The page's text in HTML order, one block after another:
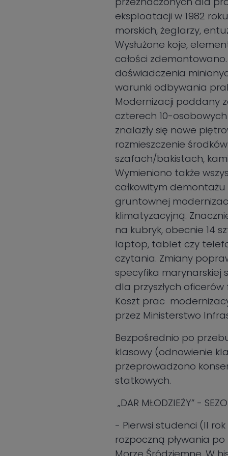
eksploatacji w 1982
morskich, żeglarzy,
Wysłużone koje,
całości
doświadczenia
warunki odbywania
Modernizacji poddany
czterech 10-
znalazły się nowe
rozmieszczenie
szafach/bakistach,
Wymieniono także
całkowitym
gruntownej
klimatyzacyjną.
na kubryk, obecnie 14
laptop, tablet czy
czytania. Zmiany
specyfika marynarskiej
dla przyszłych oficerów
Koszt prac
przez Ministerstwo
Bezpośrednio po
klasowy (odnowienie
przeprowadzono
statkowych.
„DAR MŁODZIEŻY” -
- Pierwsi studenci (II
rozpoczną pływania